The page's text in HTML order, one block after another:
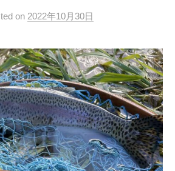
on 2022年10月30日